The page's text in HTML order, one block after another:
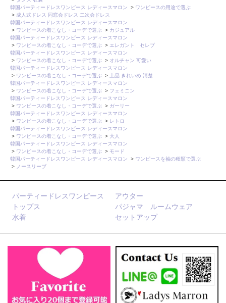
韓国パーティードレスワンピース レディースマロン
> ワンピースの用途で選ぶ
> 成人式ドレス 同窓会ドレス 二次会ドレス
韓国パーティードレスワンピース レディースマロン
> ワンピースの着こなし・コーデで選ぶ > カジュアル
韓国パーティードレスワンピース レディースマロン
> ワンピースの着こなし・コーデで選ぶ > エレガント セレブ
韓国パーティードレスワンピース レディースマロン
> ワンピースの着こなし・コーデで選ぶ > オルチャン 可愛い
韓国パーティードレスワンピース レディースマロン
> ワンピースの着こなし・コーデで選ぶ >
上品 きれいめ 清楚
韓国パーティードレスワンピース レディースマロン
> ワンピースの着こなし・コーデで選ぶ > フェミニン
韓国パーティードレスワンピース レディースマロン
> ワンピースの着こなし・コーデで選ぶ > ガーリー
韓国パーティードレスワンピース レディースマロン
> ワンピースの着こなし・コーデで選ぶ > レトロ
韓国パーティードレスワンピース レディースマロン
> ワンピースの着こなし・コーデで選ぶ > 大人
韓国パーティードレスワンピース レディースマロン
> ワンピースの着こなし・コーデで選ぶ > モード
韓国パーティードレスワンピース レディースマロン
> ワンピースを袖の種類で選ぶ
> ノースリーブ
パーティードレスワンピース
アウター
トップス
パジャマ ルームウェア
水着
セットアップ